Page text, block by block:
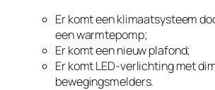
Er komt een klimaatsysteem
een warmtepomp;
Er komt een nieuw plafond;
Er komt LED-verlichting met
bewegingsmelders.